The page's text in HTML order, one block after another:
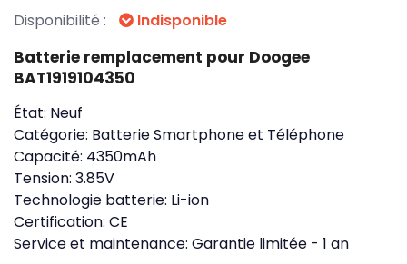
Disponibilité : Indisponible
Batterie remplacement pour Doogee
BAT1919104350
État: Neuf
Catégorie: Batterie Smartphone et Téléphone
Capacité: 4350mAh
Tension: 3.85V
Technologie batterie: Li-ion
Certification: CE
Service et maintenance: Garantie limitée - 1 an